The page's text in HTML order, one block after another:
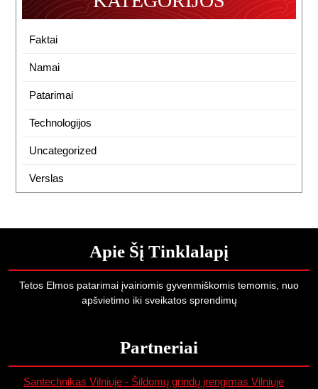
Faktai
Namai
Patarimai
Technologijos
Uncategorized
Verslas
Apie Šį Tinklalapį
Tetos Elmos patarimai įvairiomis gyvenmiškomis temomis, nuo
apšvietimo iki sveikatos sprendimų
Partneriai
Santechnikas Vilniuje - Šildomų grindų įrengimas Vilniuje